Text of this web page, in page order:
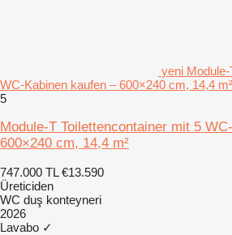
yeni
WC-Kabinen kaufen – 600×240 cm, 14,4
5
Module-T Toilettencontainer mit 5
600×240 cm, 14,4 m²
747.000 TL €13.590
Üreticiden
WC duş konteyneri
2026
Lavabo ✓